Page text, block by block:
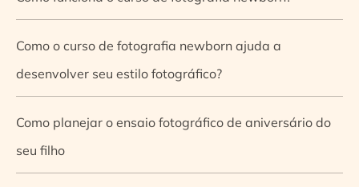
Como o curso de fotografia newborn ajuda a
desenvolver seu estilo fotográfico?
Como planejar o ensaio fotográfico de aniversário do
seu filho